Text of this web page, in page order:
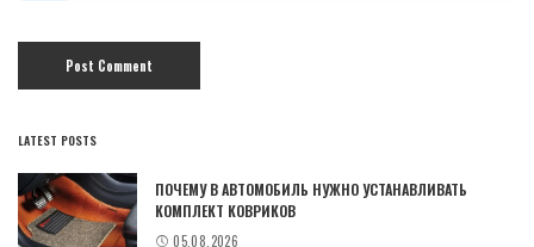
LATEST POSTS
ПОЧЕМУ В АВТОМОБИЛЬ НУЖНО УСТАНАВЛИВАТЬ
КОМПЛЕКТ КОВРИКОВ
05.08.2026